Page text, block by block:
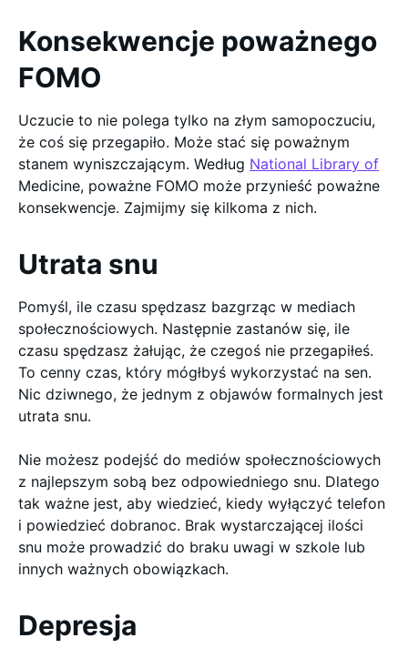
Konsekwencje poważnego
FOMO
Uczucie to nie polega tylko na złym samopoczuciu,
że coś się przegapiło. Może stać się poważnym
stanem wyniszczającym. Według National Library of
Medicine, poważne FOMO może przynieść poważne
konsekwencje. Zajmijmy się kilkoma z nich.
Utrata snu
Pomyśl, ile czasu spędzasz bazgrząc w mediach
społecznościowych. Następnie zastanów się, ile
czasu spędzasz żałując, że czegoś nie przegapiłeś.
To cenny czas, który mógłbyś wykorzystać na sen.
Nic dziwnego, że jednym z objawów formalnych jest
utrata snu.
Nie możesz podejść do mediów społecznościowych
z najlepszym sobą bez odpowiedniego snu. Dlatego
tak ważne jest, aby wiedzieć, kiedy wyłączyć telefon
i powiedzieć dobranoc. Brak wystarczającej ilości
snu może prowadzić do braku uwagi w szkole lub
innych ważnych obowiązkach.
Depresja